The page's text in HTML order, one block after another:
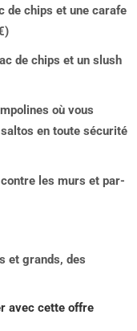
de chips et une carafe
de chips et un slush
où vous
en toute sécurité
les murs et par-
et grands, des
avec cette offre